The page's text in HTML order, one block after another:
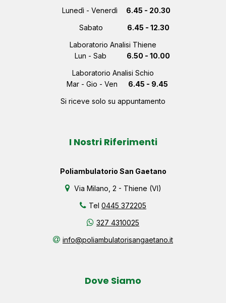
Lunedì - Venerdì
6.45 - 20.30
Sabato
6.45 - 12.30
Laboratorio Analisi Thiene
Lun - Sab
6.50 - 10.00
Laboratorio Analisi Schio
Mar - Gio - Ven
6.45 - 9.45
Si riceve solo su appuntamento
I Nostri Riferimenti
Poliambulatorio San Gaetano
Via Milano, 2 - Thiene (VI)
Tel 0445 372205
327 4310025
info@poliambulatorisangaetano.it
Dove Siamo